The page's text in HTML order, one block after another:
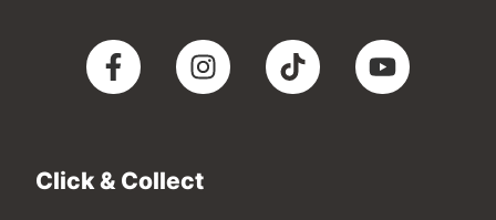
Click & Collect